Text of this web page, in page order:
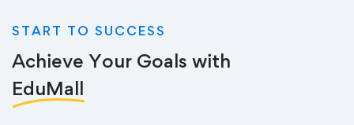
START TO SUCCESS
Achieve Your Goals with
EduMall